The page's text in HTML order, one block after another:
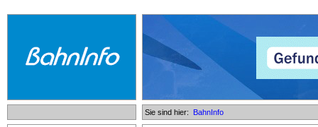
Sie sind hier: BahnInfo